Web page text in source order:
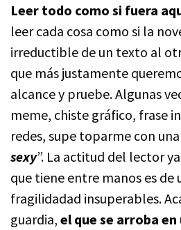
Leer todo como si fuera
leer cada cosa como si la
irreductible de un texto al
que más justamente
alcance y pruebe. Algunas
meme, chiste gráfico, frase
redes, supe toparme con
sexy”. La actitud del lector
que tiene entre manos es de
fragilidadad insuperables.
guardia, el que se arroba